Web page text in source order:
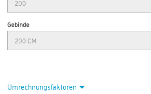
Gebinde
Umrechnungsfaktoren